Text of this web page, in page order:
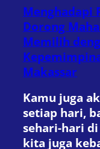
Menghadapi
Dorong
Memilih
Makassar
Kamu juga
setiap hari,
sehari-hari di
kita juga